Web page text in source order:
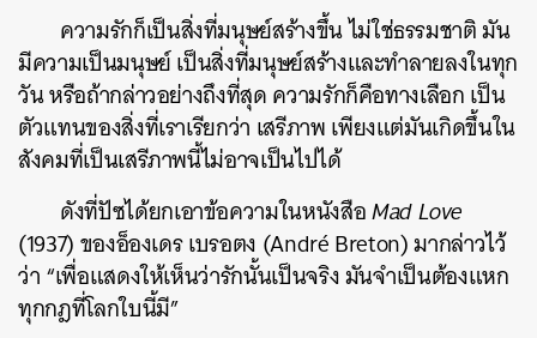
ความรักก็เป็นสิ่งที่มนุษย์สร้างขึ้น ไม่ใช่ธรรมชาติ มัน
มีความเป็นมนุษย์ เป็นสิ่งที่มนุษย์สร้างและทำลายลงในทุก
วัน หรือถ้ากล่าวอย่างถึงที่สุด ความรักก็คือทางเลือก เป็น
ตัวแทนของสิ่งที่เราเรียกว่า เสรีภาพเพียงแต่มันเกิดขึ้นใน
สังคมที่เป็นเสรีภาพนี้ไม่อาจเป็นไปได้
ดังที่ปัซได้ยกเอาข้อความในหนังสือMad Love
(1937) ของอ็องเดร เบรอตง (André Breton) มากล่าวไว้
ว่า “เพื่อแสดงให้เห็นว่ารักนั้นเป็นจริง มันจำเป็นต้องแหก
ทุกกฎที่โลกใบนี้มี”